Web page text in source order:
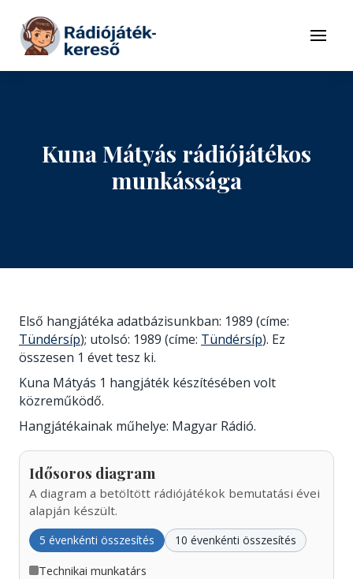
Tovább a tartalomhoz
Menü
Kuna Mátyás rádiójátékos
munkássága
Első hangjátéka adatbázisunkban: 1989 (címe:
Tündérsíp); utolsó: 1989 (címe: Tündérsíp). Ez
összesen 1 évet tesz ki.
Kuna Mátyás 1 hangjáték készítésében volt
közreműködő.
Hangjátékainak műhelye: Magyar Rádió.
Idősoros diagram
A diagram a betöltött rádiójátékok bemutatási évei
alapján készült.
5 évenkénti összesítés 10 évenkénti összesítés
Technikai munkatárs